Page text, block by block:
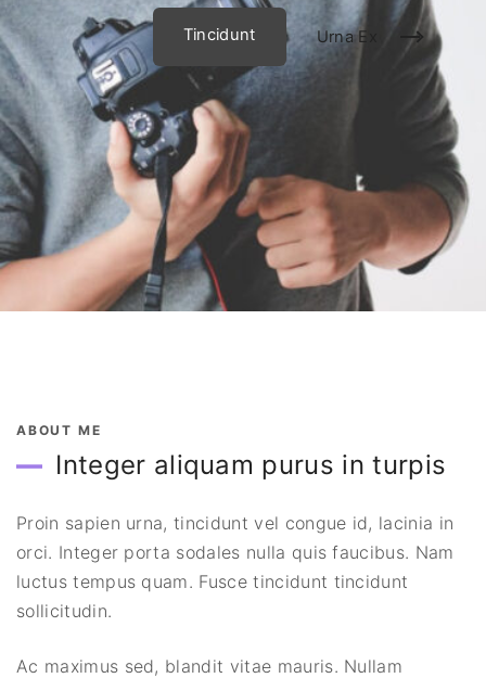
Tincidunt Urna Ex
ABOUT ME
Integer aliquam purus in turpis
Proin sapien urna, tincidunt vel congue id, lacinia in
orci. Integer porta sodales nulla quis faucibus. Nam
luctus tempus quam. Fusce tincidunt tincidunt
sollicitudin.
Ac maximus sed, blandit vitae mauris. Nullam